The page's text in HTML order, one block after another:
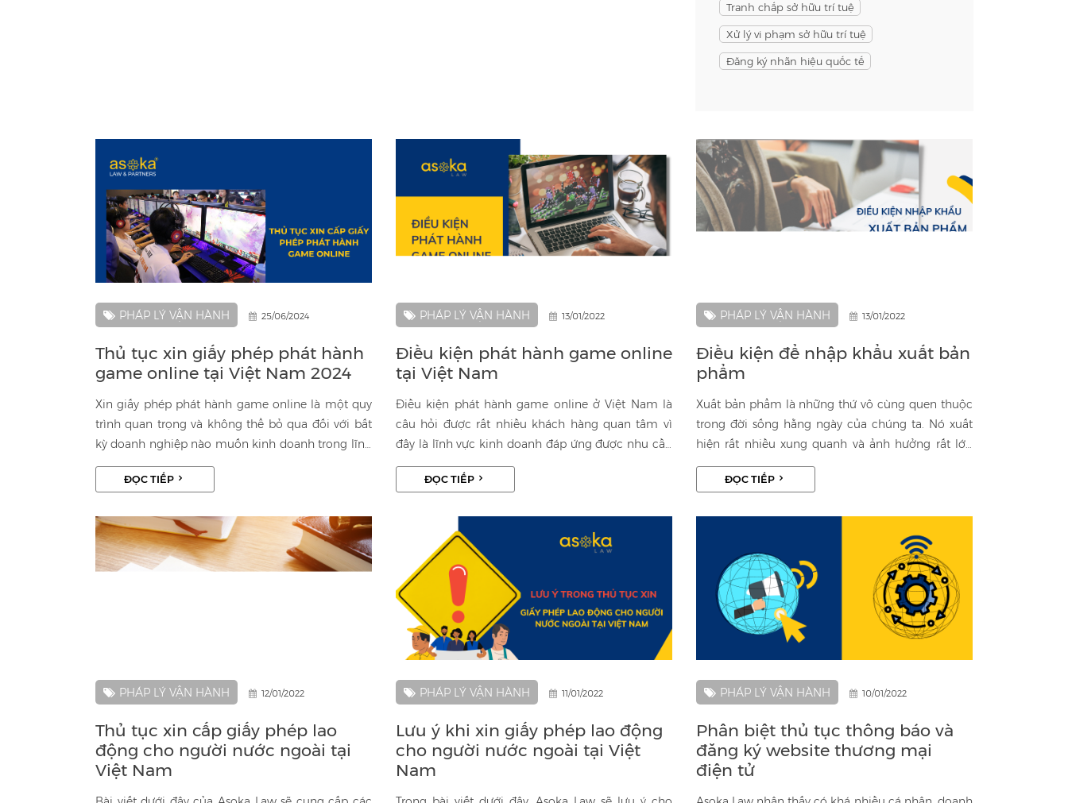
Tranh chấp sở hữu trí tuệ
Xử lý vi phạm sở hữu trí tuệ
Đăng ký nhãn hiệu quốc tế
PHÁP LÝ VẬN HÀNH 25/06/2024
Thủ tục xin giấy phép phát hành
game online tại Việt Nam 2024
Xin giấy phép phát hành game online là một quy
trình quan trọng và không thể bỏ qua đối với bất
kỳ doanh nghiệp nào muốn kinh doanh trong lĩnh
vực này. Thủ tục xin giấy phép năm 2024 có
những điểm mới thay đổi.
ĐỌC TIẾP
PHÁP LÝ VẬN HÀNH 13/01/2022
Điều kiện phát hành game online
tại Việt Nam
Điều kiện phát hành game online ở Việt Nam là
câu hỏi được rất nhiều khách hàng quan tâm vì
đây là lĩnh vực kinh doanh đáp ứng được nhu cầu
của đại đa số mọi người trong thời đại số hiện nay,
đặc biệt là giới trẻ. Qua bài viết này, Asoka Law sẽ
ở Việt Nam.
ĐỌC TIẾP
PHÁP LÝ VẬN HÀNH 13/01/2022
Điều kiện để nhập khẩu xuất bản
phẩm
Xuất bản phẩm là những thứ vô cùng quen thuộc
trong đời sống hằng ngày của chúng ta. Nó xuất
hiện rất nhiều xung quanh và ảnh hưởng rất lớn
đối với hoạt động sinh hoạt hằng ngày. Bài viết
dưới đây của Asoka Law sẽ cung cấp cho bạn
ĐỌC TIẾP
PHÁP LÝ VẬN HÀNH 12/01/2022
Thủ tục xin cấp giấy phép lao
động cho người nước ngoài tại
Việt Nam
PHÁP LÝ VẬN HÀNH 11/01/2022
Lưu ý khi xin giấy phép lao động
cho người nước ngoài tại Việt
Nam
PHÁP LÝ VẬN HÀNH 10/01/2022
Phân biệt thủ tục thông báo và
đăng ký website thương mại
điện tử